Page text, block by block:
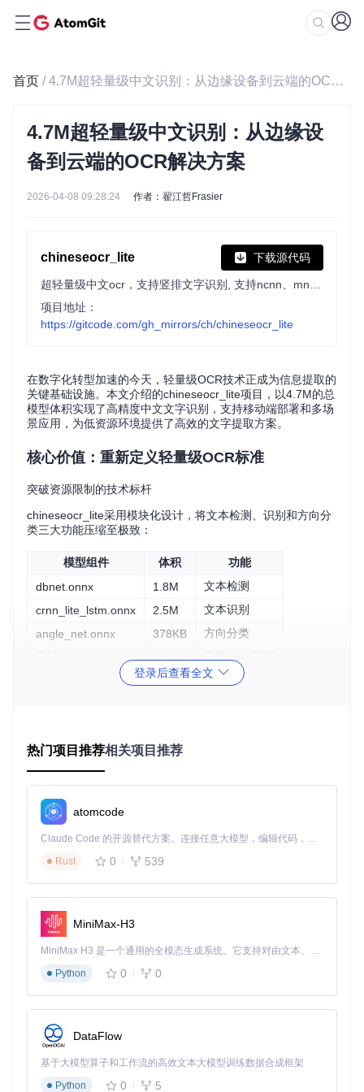
首页 / 4.7M超轻量级中文识别：从边缘设备到云端的OCR解决方案
4.7M超轻量级中文识别：从边缘设
备到云端的OCR解决方案
2026-04-08 09:28:24 作者：翟江哲Frasier
chineseocr_lite 下载源代码
项目地址：
https://gitcode.com/gh_mirrors/ch/chineseocr_lite
在数字化转型加速的今天，轻量级OCR技术正成为信息提取的
关键基础设施。本文介绍的chineseocr_lite项目，以4.7M的总
模型体积实现了高精度中文文字识别，支持移动端部署和多场
景应用，为低资源环境提供了高效的文字提取方案。
核心价值：重新定义轻量级OCR标准
突破资源限制的技术标杆
chineseocr_lite采用模块化设计，将文本检测、识别和方向分
类三大功能压缩至极致：
模型组件 体积
功能
dbnet.onnx
1.8M
文本检测
crnn_lite_lstm.onnx
2.5M
文本识别
angle_net.onnx
378KB
方向分类
4.7M
这种极致压缩使其能流畅运行于1核1G配置的边缘设备，同时
全场景适应性架构
无论是古籍数字化中的竖排文本，还是工业流水线的标签识
别，该项目通过以下技术特性实现全场景覆盖：
任意方向文本检测（0-360°）
复杂背景适应性（自然场景/文档/截图）
多语言混合识别支持
端云协同部署能力
技术解析：深度学习模型的轻量化实践
构建高效推理管道
项目采用"检测-校正-识别"三段式架构：
向，支持0°/90°/180°/270°四个方向
文本识别（CRNN）
意长度文本序列
登录后查看全文
热门项目推荐相关项目推荐
atomcode
Claude Code 的开源替代方案。连接任意大模型，编辑代码，运行命令，自动验证 — 全自动执行。用 Rust 构建，极致性能。 ｜ An open-source alternative to Claude Code. Connect any LLM, edit code, run commands, and verify changes — autonomously. Built in Rust for speed. Get Started
Rust
0 539
MiniMax-H3
MiniMax H3 是一个通用的全模态生成系统。它支持对由文本、图像、视频和音频组成的多模态上下文进行统一理解，并能生成分辨率高达 2K、时长可达 15 秒的带原生立体声音频的视频。得益于面向任务泛化的系统设计，H3 在预训练阶段就已具备广泛的多模态上下文理解与生成能力，能够出色地执行复杂的多模态指令。
Python
0 0
DataFlow
基于大模型算子和工作流的高效文本大模型训练数据合成框架
Python
0 5